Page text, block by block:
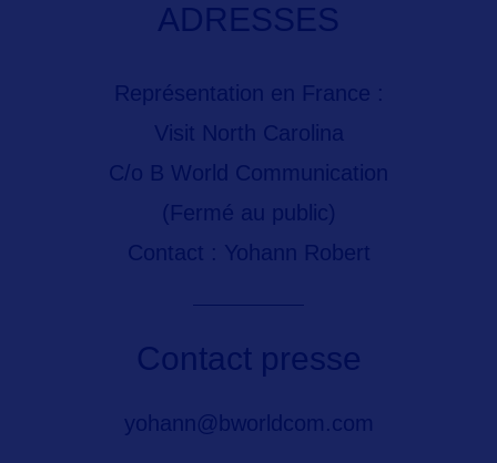
ADRESSES
Représentation en France :
Visit North Carolina
C/o B World Communication
(Fermé au public)
Contact : Yohann Robert
Contact presse
yohann@bworldcom.com